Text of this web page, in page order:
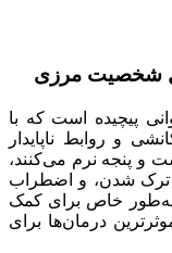
پیچیده است که با
و روابط ناپایدار
و پنجه نرم می‌کنند،
ترک شدن، و اضطراب
به‌طور خاص برای کمک
درمان‌ها برای